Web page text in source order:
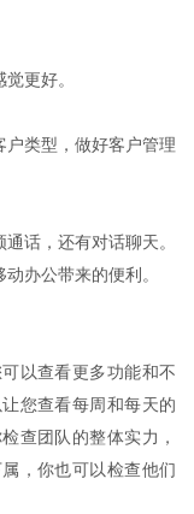
更好。
类型，做好客户管理
话，还有对话聊天。
办公带来的便利。
以查看更多功能和不
您查看每周和每天的
查团队的整体实力，
，你也可以检查他们